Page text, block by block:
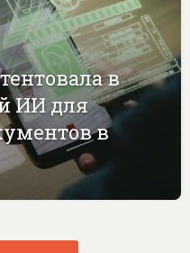
в
ИИ для
в